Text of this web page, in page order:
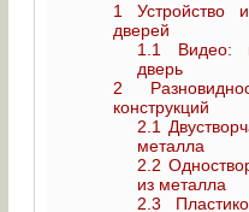
1
Устройство
дверей
1.1
Видео:
дверь
2
конструкций
2.1
металла
2.2
из металла
2.3